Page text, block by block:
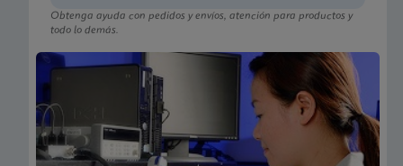
Obtenga ayuda con pedidos y envíos, atención para productos y
todo lo demás.